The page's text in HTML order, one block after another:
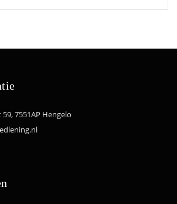
7551AP Hengelo